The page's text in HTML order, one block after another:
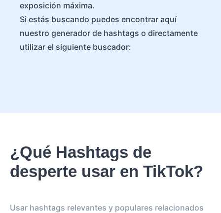
exposición máxima.
Si estás buscando puedes encontrar aquí
nuestro generador de hashtags o directamente
utilizar el siguiente buscador:
¿Qué Hashtags de
desperte usar en TikTok?
Usar hashtags relevantes y populares relacionados